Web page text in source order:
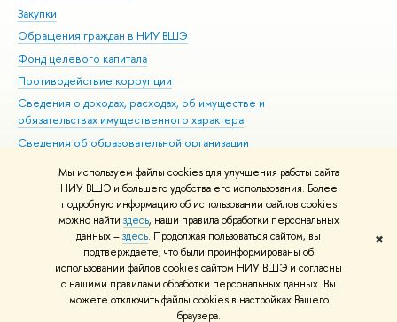
Мы используем файлы cookies для улучшения работы сайта
НИУ ВШЭ и большего удобства его использования. Более
подробную информацию об использовании файлов cookies
можно найти здесь, наши правила обработки персональных
данных –здесь. Продолжая пользоваться сайтом, вы
подтверждаете, что были проинформированы об
использовании файлов cookies сайтом НИУ ВШЭ и согласны
с нашими правилами обработки персональных данных. Вы
можете отключить файлы cookies в настройках Вашего
браузера.
✖
Закупки
Обращения граждан в НИУ ВШЭ
Фонд целевого капитала
Противодействие коррупции
Сведения о доходах, расходах, об имуществе и
обязательствах имущественного характера
Сведения об образовательной организации
Людям с ограниченными возможностями здоровья
Единая платежная страница
Работа в Вышке
© НИУ ВШЭ 1993–2026 Адреса и контакты Условия использования
материалов Политика конфиденциальности Карта сайта
Шрифты HSE Sans и HSE Slab разработаны вШколе дизайна НИУ ВШЭ